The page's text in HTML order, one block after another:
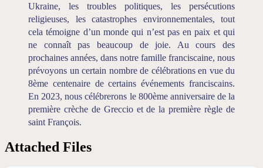
Ukraine, les troubles politiques, les persécutions
religieuses, les catastrophes environnementales, tout
cela témoigne d’un monde qui n’est pas en paix et qui
ne connaît pas beaucoup de joie. Au cours des
prochaines années, dans notre famille franciscaine, nous
prévoyons un certain nombre de célébrations en vue du
8ème centenaire de certains événements franciscains.
En 2023, nous célébrerons le 800ème anniversaire de la
première crèche de Greccio et de la première règle de
saint François.
Attached Files